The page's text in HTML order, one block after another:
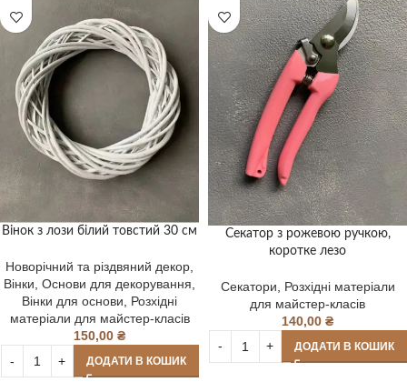
Вінок з лози білий товстий 30 см
Новорічний та різдвяний декор,
Вінки, Основи для декорування,
Вінки для основи, Розхідні
матеріали для майстер-класів
150,00 ₴
ДОДАТИ В КОШИК
Секатор з рожевою ручкою,
коротке лезо
Секатори
Розхідні матеріали
для майстер-класів
140,00 ₴
ДОДАТИ В КОШИК